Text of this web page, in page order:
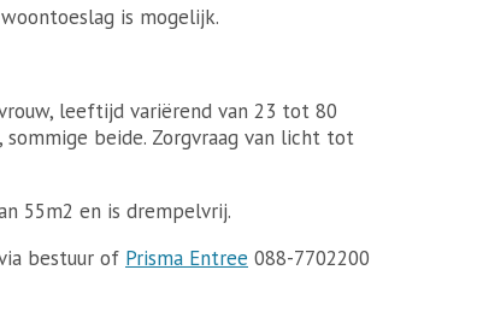
is mogelijk.
leeftijd variërend van 23 tot 80
beide. Zorgvraag van licht tot
55m2 en is drempelvrij.
bestuur of Prisma Entree 088-7702200